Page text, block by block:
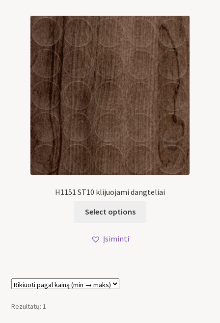
H1151 ST10 klijuojami dangteliai
Select options
Įsiminti
Rezultatų: 1